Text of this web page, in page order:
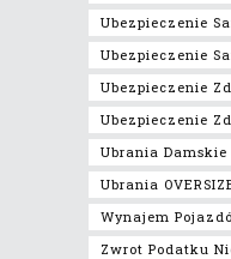
Ubezpieczenie
Ubezpieczenie
Ubezpieczenie
Ubezpieczenie
Ubrania Damskie
Ubrania
Wynajem
Zwrot Podatku